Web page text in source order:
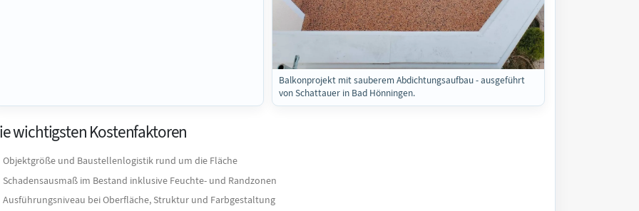
Balkonprojekt mit sauberem Abdichtungsaufbau - ausgeführt
von Schattauer in Bad Hönningen.
wichtigsten Kostenfaktoren
Objektgröße und Baustellenlogistik rund um die Fläche
Schadensausmaß im Bestand inklusive Feuchte- und Randzonen
Ausführungsniveau bei Oberfläche, Struktur und Farbgestaltung